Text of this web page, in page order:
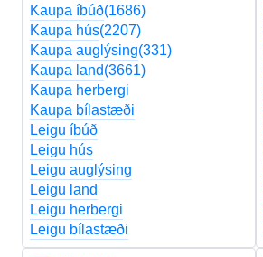
Kaupa íbúð(1686)
Kaupa hús(2207)
Kaupa auglýsing(331)
Kaupa land(3661)
Kaupa herbergi
Kaupa bílastæði
Leigu íbúð
Leigu hús
Leigu auglýsing
Leigu land
Leigu herbergi
Leigu bílastæði